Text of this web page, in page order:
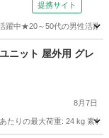
提携サイト
躍中★20～50代の男性活
ニット 屋外用 グレ
8月7日
たりの最大荷重: 24 kg 素